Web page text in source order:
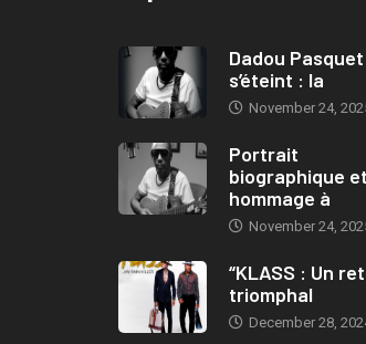
Dadou Pasquet
s’éteint : la
November 24,
Portrait
biographique et
hommage à
November 24,
“KLASS : Un
triomphal
December 28,